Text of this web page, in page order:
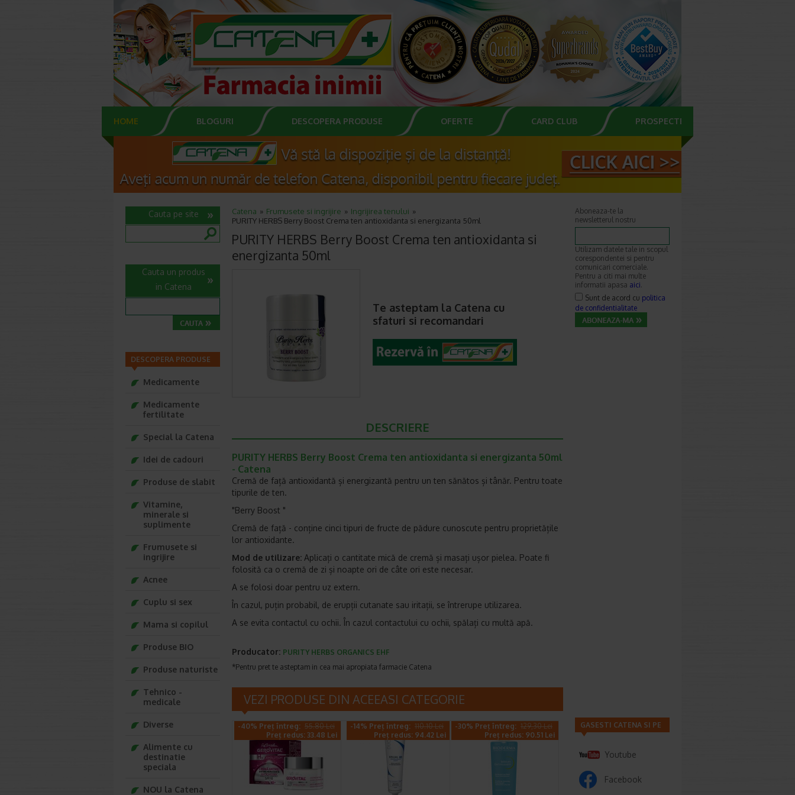
HOME BLOGURI DESCOPERA PRODUSE OFERTE CARD CLUB PROSPECTE
Catena Frumusete si ingrijire
Ingrijirea tenului
PURITY HERBS Berry Boost Crema ten antioxidanta si energizanta 50ml
PURITY HERBS Berry Boost Crema ten antioxidanta si
energizanta 50ml
Te asteptam la Catena cu
sfaturi si recomandari
DESCRIERE
PURITY HERBS Berry Boost Crema ten antioxidanta si energizanta 50ml
- Catena
Cremă de față antioxidantă și energizantă pentru un ten sănătos și tânăr. Pentru toate
tipurile de ten.
"Berry Boost "
Cremă de față - conține cinci tipuri de fructe de pădure cunoscute pentru proprietățile
lor antioxidante.
Mod de utilizare: Aplicați o cantitate mică de cremă și masați ușor pielea. Poate fi
folosită ca o cremă de zi și noapte ori de câte ori este necesar.
A se folosi doar pentru uz extern.
În cazul, puțin probabil, de erupții cutanate sau iritații, se întrerupe utilizarea.
A se evita contactul cu ochii. În cazul contactului cu ochii, spălați cu multă apă.
Producator: PURITY HERBS ORGANICS EHF
*Pentru pret te asteptam in cea mai apropiata farmacie Catena
VEZI PRODUSE DIN ACEEASI CATEGORIE
-40% Preț întreg: 55.80 Lei
Preț redus: 33.48 Lei
-14% Preț întreg: 110.10 Lei
Preț redus: 94.42 Lei
-30% Preț întreg: 129,30 Lei
Preț redus: 90.51 Lei
Cauta pe site
Cauta un produs
in Catena
DESCOPERA PRODUSE
Medicamente
Medicamente
fertilitate
Special la Catena
Idei de cadouri
Produse de slabit
Vitamine,
minerale si
suplimente
Frumusete si
ingrijire
Acnee
Cuplu si sex
Mama si copilul
Produse BIO
Produse naturiste
Tehnico -
medicale
Diverse
Alimente cu
destinatie
speciala
NOU la Catena
Aboneaza-te la
newsletterul nostru
Utilizam datele tale in scopul
corespondentei si pentru
comunicari comerciale.
Pentru a citi mai multe
informatii apasa aici.
Sunt de acord cu politica
de confidentialitate
GASESTI CATENA SI PE
Youtube
Facebook